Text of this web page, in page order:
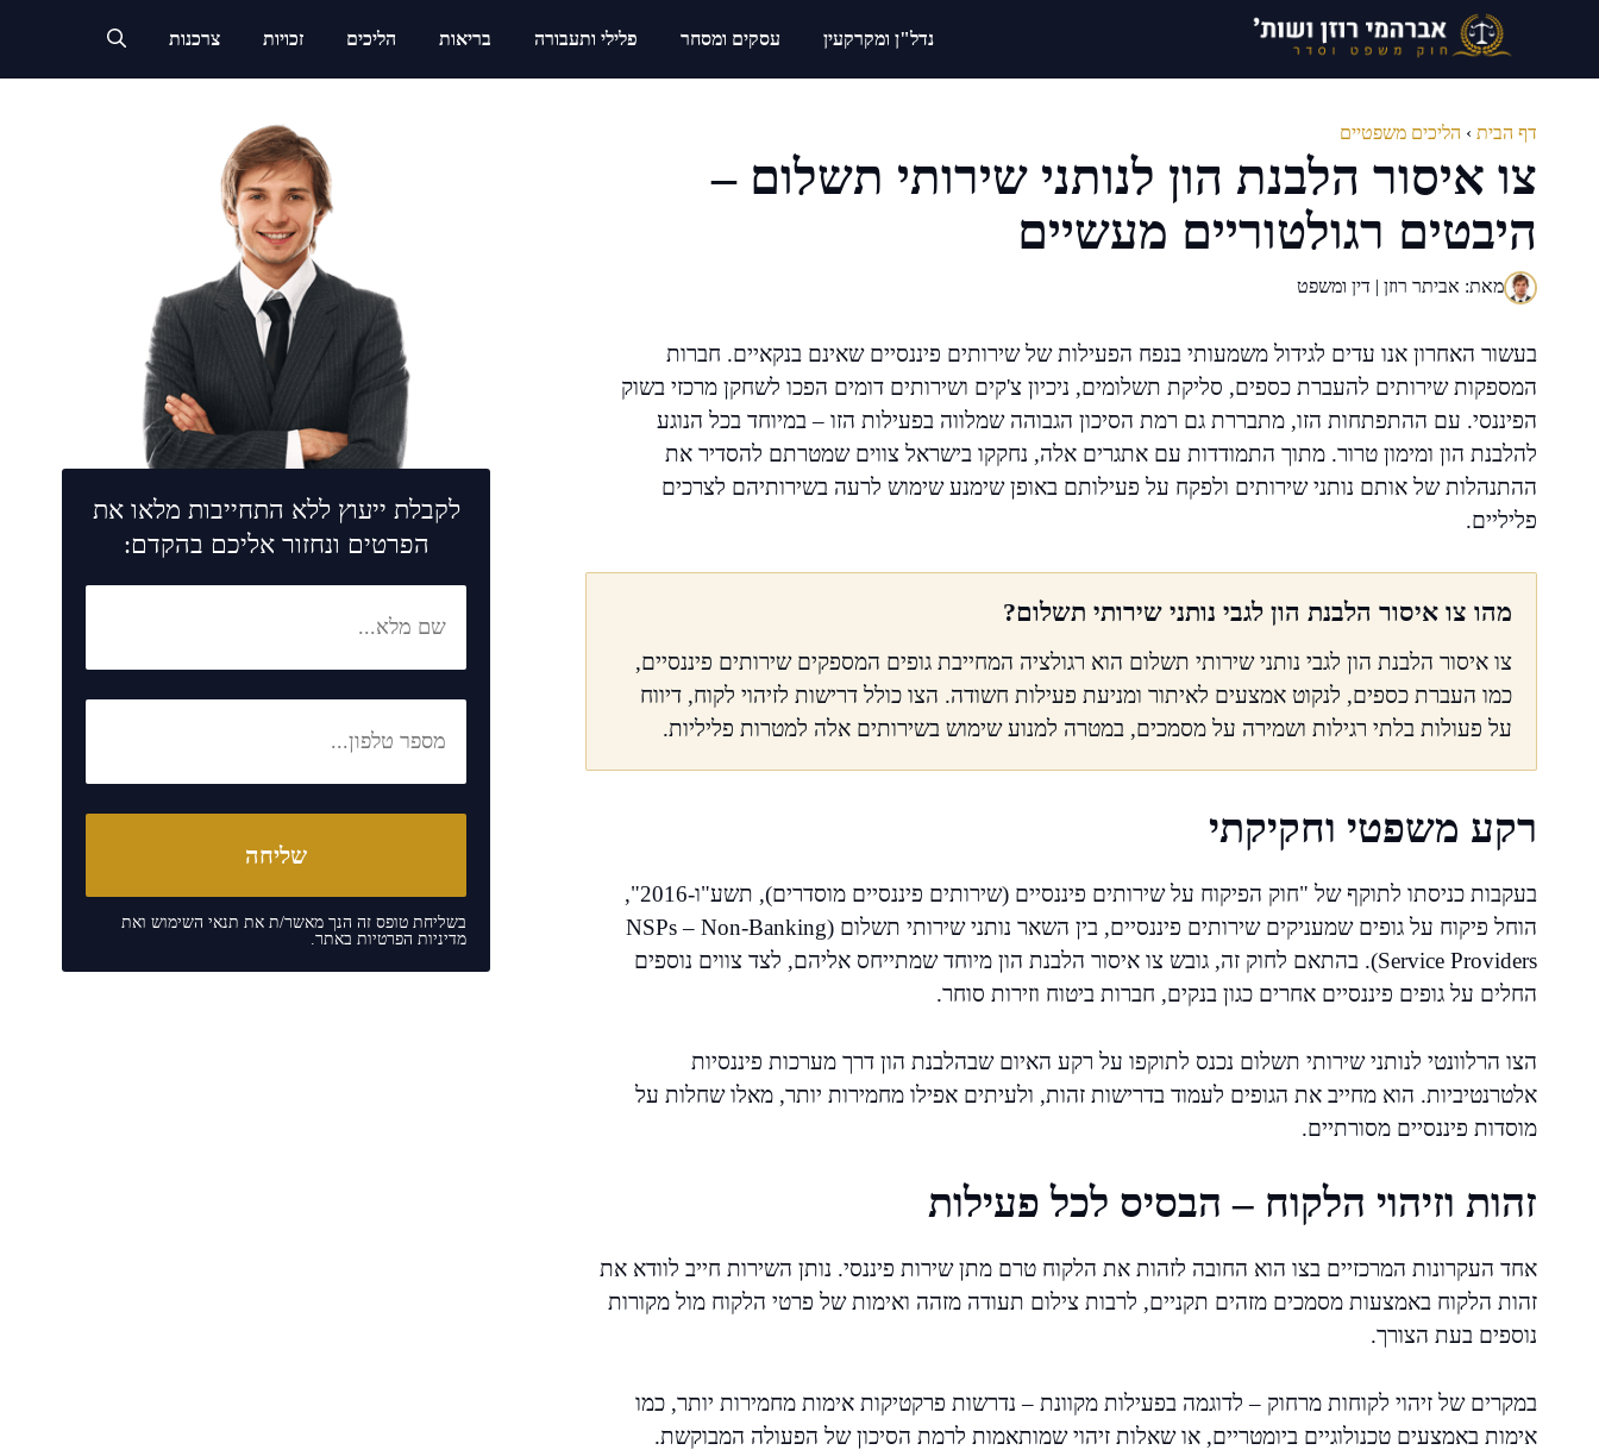
נדל"ן ומקרקעין עסקים ומסחר פלילי ותעבורה בריאות הליכים זכויות צרכנות
דף הבית › הליכים משפטיים
צו איסור הלבנת הון לנותני שירותי תשלום –
היבטים רגולטוריים מעשיים
מאת: אביתר רוזן | דין ומשפט
בעשור האחרון אנו עדים לגידול משמעותי בנפח הפעילות של שירותים פיננסיים שאינם בנקאיים. חברות
המספקות שירותים להעברת כספים, סליקת תשלומים, ניכיון צ'קים ושירותים דומים הפכו לשחקן מרכזי בשוק
הפיננסי. עם ההתפתחות הזו, מתבררת גם רמת הסיכון הגבוהה שמלווה בפעילות הזו – במיוחד בכל הנוגע
להלבנת הון ומימון טרור. מתוך התמודדות עם אתגרים אלה, נחקקו בישראל צווים שמטרתם להסדיר את
ההתנהלות של אותם נותני שירותים ולפקח על פעילותם באופן שימנע שימוש לרעה בשירותיהם לצרכים
פליליים.
מהו צו איסור הלבנת הון לגבי נותני שירותי תשלום?
צו איסור הלבנת הון לגבי נותני שירותי תשלום הוא רגולציה המחייבת גופים המספקים שירותים פיננסיים,
כמו העברת כספים, לנקוט אמצעים לאיתור ומניעת פעילות חשודה. הצו כולל דרישות לזיהוי לקוח, דיווח
על פעולות בלתי רגילות ושמירה על מסמכים, במטרה למנוע שימוש בשירותים אלה למטרות פליליות.
רקע משפטי וחקיקתי
בעקבות כניסתו לתוקף של "חוק הפיקוח על שירותים פיננסיים (שירותים פיננסיים מוסדרים), תשע"ו-2016",
הוחל פיקוח על גופים שמעניקים שירותים פיננסיים, בין השאר נותני שירותי תשלום (NSPs – Non-Banking
Service Providers). בהתאם לחוק זה, גובש צו איסור הלבנת הון מיוחד שמתייחס אליהם, לצד צווים נוספים
החלים על גופים פיננסיים אחרים כגון בנקים, חברות ביטוח וזירות סוחר.
הצו הרלוונטי לנותני שירותי תשלום נכנס לתוקפו על רקע האיום שבהלבנת הון דרך מערכות פיננסיות
אלטרנטיביות. הוא מחייב את הגופים לעמוד בדרישות זהות, ולעיתים אפילו מחמירות יותר, מאלו שחלות על
מוסדות פיננסיים מסורתיים.
זהות וזיהוי הלקוח – הבסיס לכל פעילות
אחד העקרונות המרכזיים בצו הוא החובה לזהות את הלקוח טרם מתן שירות פיננסי. נותן השירות חייב לוודא את
זהות הלקוח באמצעות מסמכים מזהים תקניים, לרבות צילום תעודה מזהה ואימות של פרטי הלקוח מול מקורות
נוספים בעת הצורך.
במקרים של זיהוי לקוחות מרחוק – לדוגמה בפעילות מקוונת – נדרשות פרקטיקות אימות מחמירות יותר, כמו
אימות באמצעים טכנולוגיים ביומטריים, או שאלות זיהוי שמותאמות לרמת הסיכון של הפעולה המבוקשת.
לקבלת ייעוץ ללא התחייבות מלאו את
הפרטים ונחזור אליכם בהקדם:
בשליחת טופס זה הנך מאשר/ת את תנאי השימושואת
מדיניות הפרטיותבאתר.